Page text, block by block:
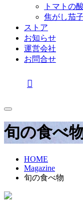
トマトの
焦がし茄
ストア
お知らせ
運営会社
お問合せ
旬の食べ
HOME
Magazine
旬の食べ物